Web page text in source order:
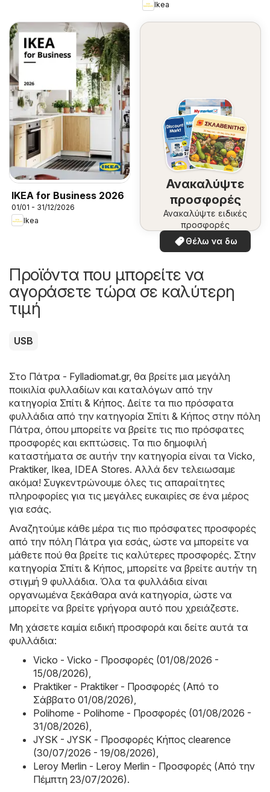
Ikea
IKEA for Business 2026
01/01 - 31/12/2026
Ikea
Ανακαλύψτε
προσφορές
Ανακαλύψτε ειδικές
προσφορές
Θέλω να δω
Προϊόντα που μπορείτε να
αγοράσετε τώρα σε καλύτερη
τιμή
USB
Στο Πάτρα - Fylladiomat.gr, θα βρείτε μια μεγάλη
ποικιλία φυλλαδίων και καταλόγων από την
κατηγορία Σπίτι & Κήπος. Δείτε τα πιο πρόσφατα
φυλλάδια από την κατηγορία Σπίτι & Κήπος στην πόλη
Πάτρα, όπου μπορείτε να βρείτε τις πιο πρόσφατες
προσφορές και εκπτώσεις. Τα πιο δημοφιλή
καταστήματα σε αυτήν την κατηγορία είναι τα Vicko,
Praktiker, Ikea, IDEA Stores. Αλλά δεν τελειωσαμε
ακόμα! Συγκεντρώνουμε όλες τις απαραίτητες
πληροφορίες για τις μεγάλες ευκαιρίες σε ένα μέρος
για εσάς.
Αναζητούμε κάθε μέρα τις πιο πρόσφατες προσφορές
από την πόλη Πάτρα για εσάς, ώστε να μπορείτε να
μάθετε πού θα βρείτε τις καλύτερες προσφορές. Στην
κατηγορία Σπίτι & Κήπος, μπορείτε να βρείτε αυτήν τη
στιγμή 9 φυλλάδια. Όλα τα φυλλάδια είναι
οργανωμένα ξεκάθαρα ανά κατηγορία, ώστε να
μπορείτε να βρείτε γρήγορα αυτό που χρειάζεστε.
Μη χάσετε καμία ειδική προσφορά και δείτε αυτά τα
φυλλάδια:
Vicko - Vicko - Προσφορές (01/08/2026 -
15/08/2026),
Praktiker - Praktiker - Προσφορές (Από το
Σάββατο 01/08/2026),
Polihome - Polihome - Προσφορές (01/08/2026 -
31/08/2026),
JYSK - JYSK - Προσφορές Κήπος clearence
(30/07/2026 - 19/08/2026),
Leroy Merlin - Leroy Merlin - Προσφορές (Από την
Πέμπτη 23/07/2026).